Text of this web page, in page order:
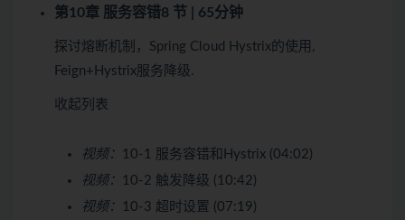
第10章 服务容错8 节 | 65分钟
探讨熔断机制，Spring Cloud Hystrix的使用,
Feign+Hystrix服务降级.
收起列表
视频：
10-1 服务容错和Hystrix (04:02)
视频：
10-2 触发降级 (10:42)
视频：
10-3 超时设置 (07:19)